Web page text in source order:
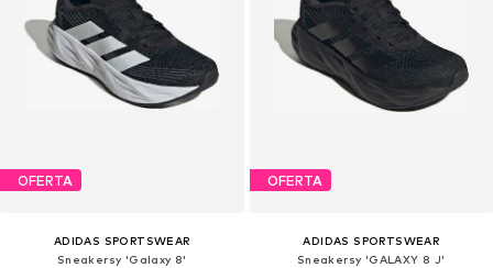
OFERTA
ADIDAS SPORTSWEAR
Sneakersy 'Galaxy 8'
OFERTA
ADIDAS SPORTSWEAR
Sneakersy 'GALAXY 8 J'